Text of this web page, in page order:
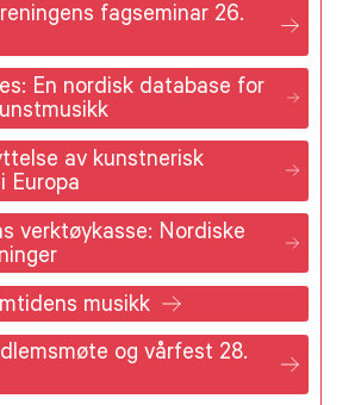
fagseminar 26.
En nordisk database for
av kunstnerisk
Europa
verktøykasse: Nordiske
musikk
og vårfest 28.